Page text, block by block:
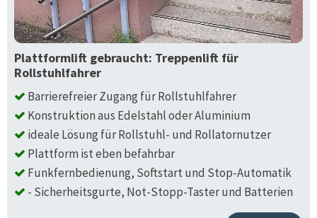
Plattformlift gebraucht: Treppenlift für
Rollstuhlfahrer
Barrierefreier Zugang für Rollstuhlfahrer
Konstruktion aus Edelstahl oder Aluminium
ideale Lösung für Rollstuhl- und Rollatornutzer
Plattform ist eben befahrbar
Funkfernbedienung, Softstart und Stop-Automatik
- Sicherheitsgurte, Not-Stopp-Taster und Batterien